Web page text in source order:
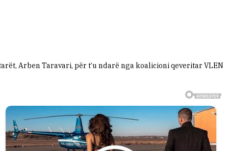
Arben Taravari, për t’u ndarë nga koalicioni qeveritar VLEN